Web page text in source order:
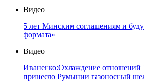
Видео
5 лет Минским соглашениям и
формата»
Видео
Иваненко:Охлаждение отношений
принесло Румынии газоносный